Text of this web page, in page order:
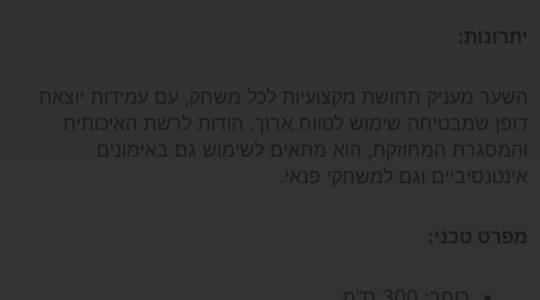
יתרונות:
השער מעניק תחושת מקצועיות לכל משחק, עם עמידות יוצאת
דופן שמבטיחה שימוש לטווח ארוך. הודות לרשת האיכותית
והמסגרת המחוזקת, הוא מתאים לשימוש גם באימונים
אינטנסיביים וגם למשחקי פנאי.
מפרט טכני: